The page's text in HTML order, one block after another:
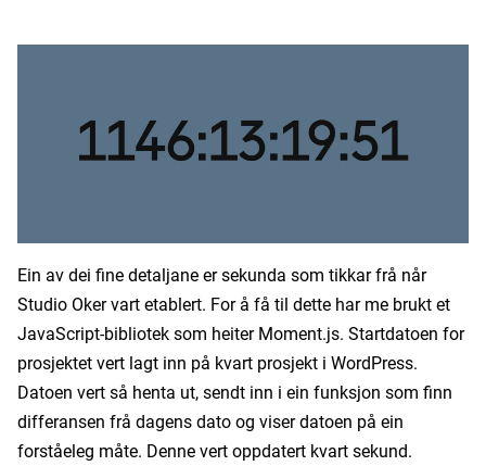
Ein av dei fine detaljane er sekunda som tikkar frå når
Studio Oker vart etablert. For å få til dette har me brukt et
JavaScript-bibliotek som heiter Moment.js. Startdatoen for
prosjektet vert lagt inn på kvart prosjekt i WordPress.
Datoen vert så henta ut, sendt inn i ein funksjon som finn
differansen frå dagens dato og viser datoen på ein
forståeleg måte. Denne vert oppdatert kvart sekund.